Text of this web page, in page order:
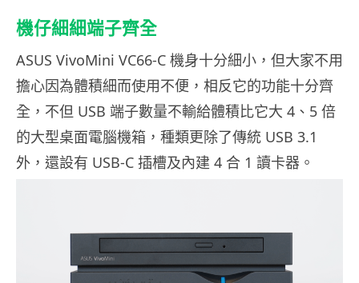
機仔細細端子齊全
ASUS VivoMini VC66-C 機身十分細小，但大家不用
擔心因為體積細而使用不便，相反它的功能十分齊
全，不但 USB 端子數量不輸給體積比它大 4、5 倍
的大型桌面電腦機箱，種類更除了傳統 USB 3.1
外，還設有 USB-C 插槽及內建 4 合 1 讀卡器。